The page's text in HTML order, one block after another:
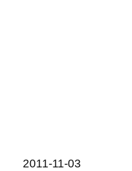
2011-11-03